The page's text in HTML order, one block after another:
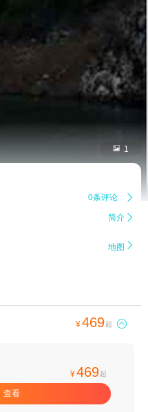
 1
0条评论 
简介 
地图 
¥469起 
¥469起
查看